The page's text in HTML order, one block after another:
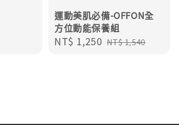
運動美肌必備-OFFON全
方位動能保養組
Sale
NT$ 1,250 Regular
NT$ 1,540